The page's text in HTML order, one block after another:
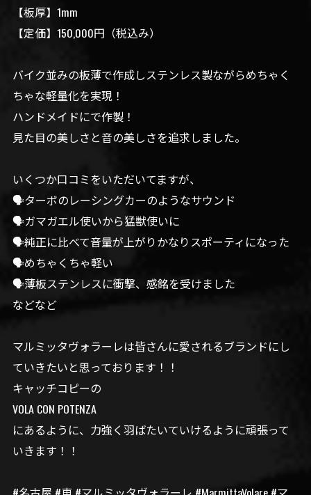
【板厚】1mm
【定価】150,000円（税込み）
バイク並みの板薄で作成しステンレス製ながらめちゃく
ちゃな軽量化を実現！
ハンドメイドにで作製！
見た目の美しさと音の美しさを追求しました。
いくつか口コミをいただいてますが、
🗣️ターボのレーシングカーのようなサウンド
🗣️ガマガエル使いから猛獣使いに
🗣️純正に比べて音量が上がりかなりスポーティになった
🗣️めちゃくちゃ軽い
🗣️薄板ステンレスに衝撃、感銘を受けました
などなど
マルミッタヴォラーレは皆さんに愛されるブランドにし
ていきたいと思っております！！
キャッチコピーの
VOLA CON POTENZA
にあるように、力強く羽ばたいていけるように頑張って
いきます！！